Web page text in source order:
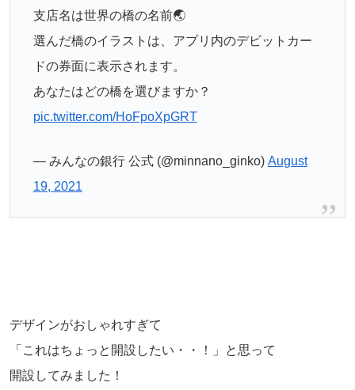
支店名は世界の橋の名前🌏
選んだ橋のイラストは、アプリ内のデビットカー
ドの券面に表示されます。
あなたはどの橋を選びますか？
pic.twitter.com/HoFpoXpGRT
— みんなの銀行 公式 (@minnano_ginko) August
19, 2021
デザインがおしゃれすぎて
「これはちょっと開設したい・・！」と思って
開設してみました！